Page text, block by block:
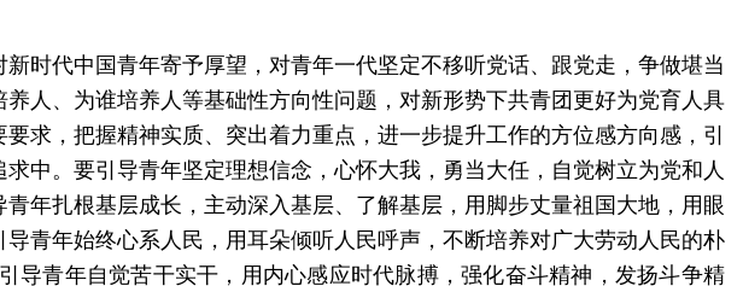
时代中国青年寄予厚望，对青年一代坚定不移听党话、跟党走，争做堪当
人、为谁培养人等基础性方向性问题，对新形势下共青团更好为党育人具
求，把握精神实质、突出着力重点，进一步提升工作的方位感方向感，引
中。要引导青年坚定理想信念，心怀大我，勇当大任，自觉树立为党和人
年扎根基层成长，主动深入基层、了解基层，用脚步丈量祖国大地，用眼
青年始终心系人民，用耳朵倾听人民呼声，不断培养对广大劳动人民的朴
青年自觉苦干实干，用内心感应时代脉搏，强化奋斗精神，发扬斗争精